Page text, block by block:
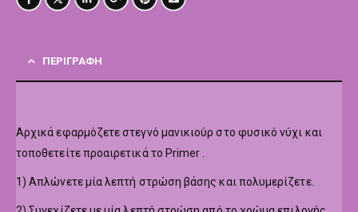
ΠΕΡΙΓΡΑΦΉ
Αρχικά εφαρμόζετε στεγνό μανικιούρ στο φυσικό νύχι και
τοποθετείτε προαιρετικά το Primer .
1) Απλώνετε μία λεπτή στρώση βάσης και πολυμερίζετε.